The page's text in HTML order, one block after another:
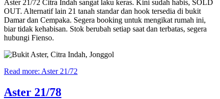
Aster 21/72 Citra Indah sangat laku keras. Kini sudah habis, SOLD
OUT. Alternatif lain 21 tanah standar dan hook tersedia di bukit
Damar dan Cempaka. Segera booking untuk mengikat rumah ini,
biar tidak kehabisan. Stok berubah setiap saat dan terbatas, segera
hubungi Fienso.
Read more: Aster 21/72
Aster 21/78